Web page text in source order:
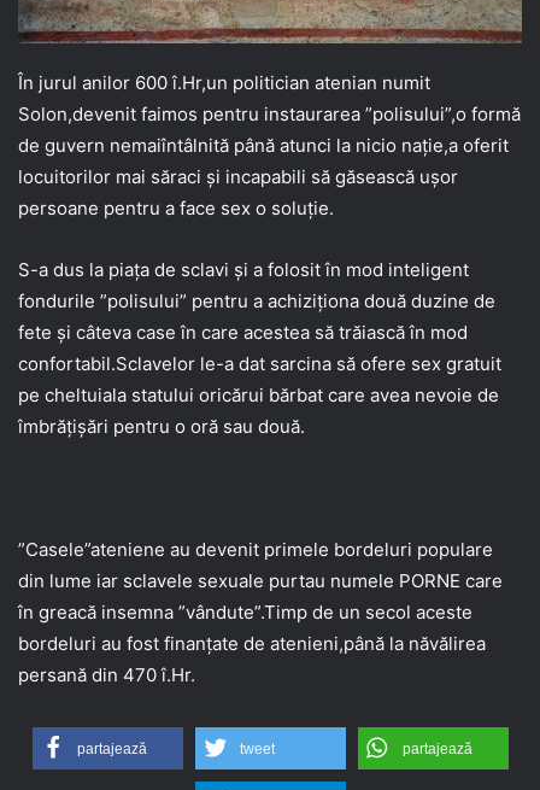
În jurul anilor 600 î.Hr,un politician atenian numit
Solon,devenit faimos pentru instaurarea ”polisului”,o formă
de guvern nemaiîntâlnită până atunci la nicio nație,a oferit
locuitorilor mai săraci și incapabili să găsească ușor
persoane pentru a face sex o soluție.
S-a dus la piața de sclavi și a folosit în mod inteligent
fondurile ”polisului” pentru a achiziționa două duzine de
fete și câteva case în care acestea să trăiască în mod
confortabil.Sclavelor le-a dat sarcina să ofere sex gratuit
pe cheltuiala statului oricărui bărbat care avea nevoie de
îmbrățișări pentru o oră sau două.
”Casele”ateniene au devenit primele bordeluri populare
din lume iar sclavele sexuale purtau numele PORNE care
în greacă insemna ”vândute”.Timp de un secol aceste
bordeluri au fost finanțate de atenieni,până la năvălirea
persană din 470 î.Hr.
partajează tweet partajează